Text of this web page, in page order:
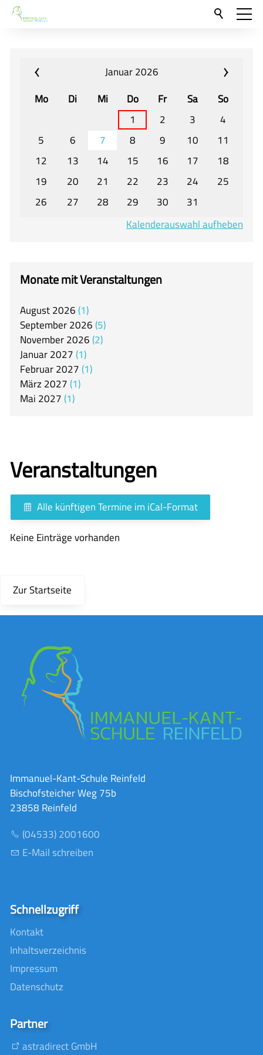
Neu hier?
Für Eltern und Schüler
Veranstaltungen und Termine
Unser Unterricht - Fachcurricula
Unsere Konzepte
Downloads
Unter-, Mittel und Oberstufe
itslearning
Arbeitsgemeinschaften
Mensa
Unsere Schulgemeinschaft
Kontakt
Januar 2026
Mo
Di Mi Do Fr Sa
So
1
2 3
4
5
6 7 8 9 10
11
12
13 14 15 16 17
18
19
20 21 22 23 24
25
26
27 28 29 30
31
Kalenderauswahl aufheben
Monate mit Veranstaltungen
August2026 1
September2026 5
November2026 2
Januar2027 1
Februar2027 1
März 2027 1
Mai 2027 1
Veranstaltungen
Alle künftigen Termine im iCal-Format
Keine Einträge vorhanden
Zur Startseite
Immanuel-Kant-Schule Reinfeld
Bischofsteicher Weg 75b
23858 Reinfeld
(04533) 2001600
E-Mail schreiben
Schnellzugriff
Kontakt
Inhaltsverzeichnis
Impressum
Datenschutz
Partner
astradirect GmbH